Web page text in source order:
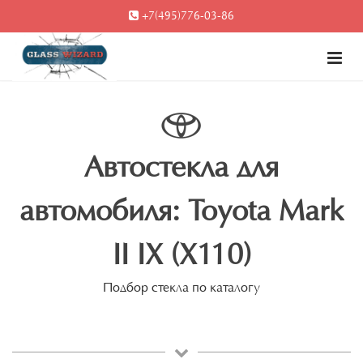
+7(495)776-03-86
Автостекла для
автомобиля: Toyota Mark
II IX (X110)
Подбор стекла по каталогу